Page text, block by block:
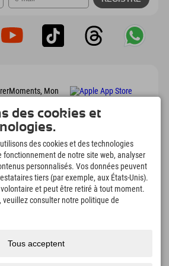
Mon
à faire, aperçu
encore.
!
et
4.634km
Pistes de ski et de
snowboard
des cookies et
des cookies et des technologies
fonctionnement de notre site web, analyser
personnalisés. Vos données peuvent
tiers (par exemple, aux États-Unis).
et peut être retiré à tout moment.
veuillez consulter notre politique de
Tous acceptent